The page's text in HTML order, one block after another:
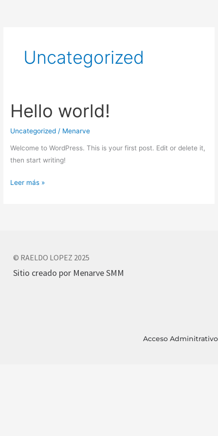
Uncategorized
Hello world!
Uncategorized / Menarve
Welcome to WordPress. This is your first post. Edit or delete it,
then start writing!
Hello
world!
Leer más »
© RAELDO LOPEZ 2025
Sitio creado por Menarve SMM
Acceso Adminitrativo